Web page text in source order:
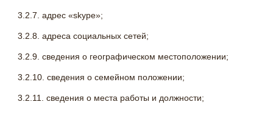
3.2.7. адрес «skype»;
3.2.8. адреса социальных сетей;
3.2.9. сведения о географическом местоположении;
3.2.10. сведения о семейном положении;
3.2.11. сведения о места работы и должности;